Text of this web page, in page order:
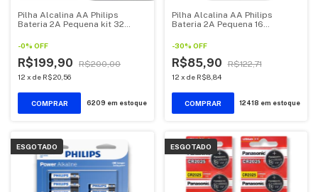
Pilha Alcalina AA Philips
Bateria 2A Pequena kit 32
-0% OFF
R$199,90 R$200,00
12 x de R$20,56
6209 em estoque
Pilha Alcalina AA Philips
Bateria 2A Pequena 16
-30% OFF
R$85,90 R$122,71
12 x de R$8,84
12418 em estoque
ESGOTADO ESGOTADO